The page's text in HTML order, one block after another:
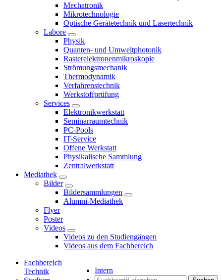
Mechatronik
Mikrotechnologie
Optische Gerätetechnik und Lasertechnik
Labore
Physik
Quanten- und Umweltphotonik
Rasterelektronenmikroskopie
Strömungsmechanik
Thermodynamik
Verfahrenstechnik
Werkstoffprüfung
Services
Elektronikwerkstatt
Seminarraumtechnik
PC-Pools
IT-Service
Offene Werkstatt
Physikalische Sammlung
Zentralwerkstatt
Mediathek
Bilder
Bildersammlungen
Alumni-Mediathek
Flyer
Poster
Videos
Videos zu den Studiengängen
Videos aus dem Fachbereich
Intern
Fachbereich
Technik